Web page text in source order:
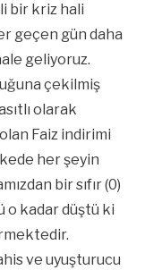
bir kriz hali
geçen gün daha
geliyoruz.
çekilmiş
olarak
Faiz indirimi
her şeyin
bir sıfır (0)
o kadar düştü ki
ve uyuşturucu